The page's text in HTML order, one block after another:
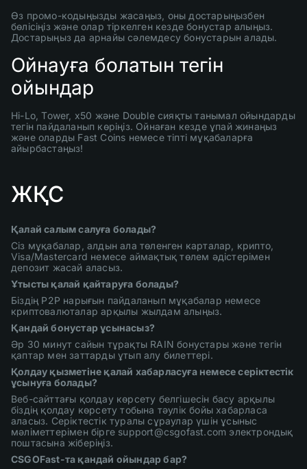
Өз промо-кодыңызды жасаңыз, оны достарыңызбен
бөлісіңіз және олар тіркелген кезде бонустар алыңыз.
Достарыңыз да арнайы сәлемдесу бонустарын алады.
Ойнауға болатын тегін
ойындар
Hi-Lo, Tower, x50 және Double сияқты танымал ойындарды
тегін пайдаланып көріңіз. Ойнаған кезде ұпай жинаңыз
және оларды Fast Coins немесе тіпті мұқабаларға
айырбастаңыз!
ЖҚС
Қалай салым салуға болады?
Сіз мұқабалар, алдын ала төленген карталар, крипто,
Visa/Mastercard немесе аймақтық төлем әдістерімен
депозит жасай аласыз.
Ұтысты қалай қайтаруға болады?
Біздің P2P нарығын пайдаланып мұқабалар немесе
криптовалюталар арқылы жылдам алыңыз.
Қандай бонустар ұсынасыз?
Әр 30 минут сайын тұрақты RAIN бонустары және тегін
қаптар мен заттарды ұтып алу билеттері.
Қолдау қызметіне қалай хабарласуға немесе серіктестік
ұсынуға болады?
Веб-сайттағы қолдау көрсету белгішесін басу арқылы
біздің қолдау көрсету тобына тәулік бойы хабарласа
аласыз. Серіктестік туралы сұраулар үшін ұсыныс
мәліметтерімен бірге support@csgofast.com электрондық
поштасына жіберіңіз.
CSGOFast-та қандай ойындар бар?